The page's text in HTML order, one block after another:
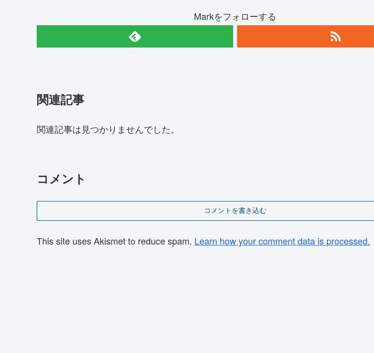
Markをフォローする
関連記事
関連記事は見つかりませんでした。
コメント
コメントを書き込む
This site uses Akismet to reduce spam. Learn how your comment data is processed.